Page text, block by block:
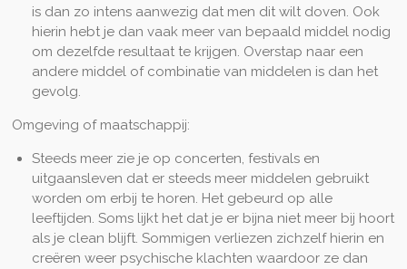
is dan zo intens aanwezig dat men dit wilt doven. Ook
hierin hebt je dan vaak meer van bepaald middel nodig
om dezelfde resultaat te krijgen. Overstap naar een
andere middel of combinatie van middelen is dan het
gevolg.
Omgeving of maatschappij:
Steeds meer zie je op concerten, festivals en
uitgaansleven dat er steeds meer middelen gebruikt
worden om erbij te horen. Het gebeurd op alle
leeftijden. Soms lijkt het dat je er bijna niet meer bij hoort
als je clean blijft. Sommigen verliezen zichzelf hierin en
creëren weer psychische klachten waardoor ze dan